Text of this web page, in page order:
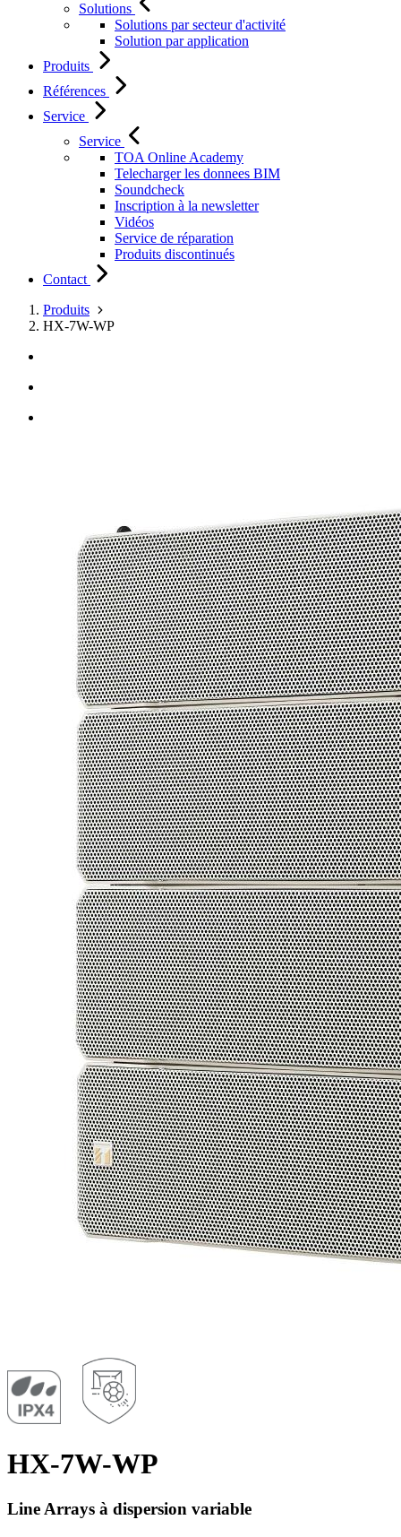
Solutions
Solutions par secteur d'activité
Solution par application
Produits
Références
Service
Service
TOA Online Academy
Telecharger les donnees BIM
Soundcheck
Inscription à la newsletter
Vidéos
Service de réparation
Produits discontinués
Contact
Produits
HX-7W-WP
HX-7W-WP
Line Arrays à dispersion variable